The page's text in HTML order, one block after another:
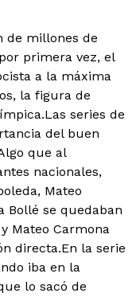
de millones de
primera vez, el
a la máxima
la figura de
Las series de
del buen
que al
nacionales,
Mateo
Bollé se quedaban
Mateo Carmona
directa.En la serie
iba en la
lo sacó de